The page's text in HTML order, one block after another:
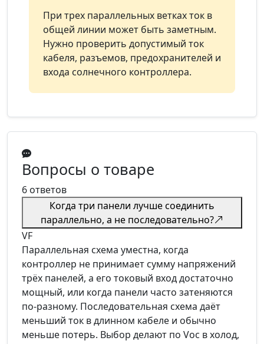
При трех параллельных ветках ток в
общей линии может быть заметным.
Нужно проверить допустимый ток
кабеля, разъемов, предохранителей и
входа солнечного контроллера.
Вопросы о товаре
6 ответов
Когда три панели лучше соединить
параллельно, а не последовательно?
VF
Параллельная схема уместна, когда
контроллер не принимает сумму напряжений
трёх панелей, а его токовый вход достаточно
мощный, или когда панели часто затеняются
по-разному. Последовательная схема даёт
меньший ток в длинном кабеле и обычно
меньше потерь. Выбор делают по Voc в холод,